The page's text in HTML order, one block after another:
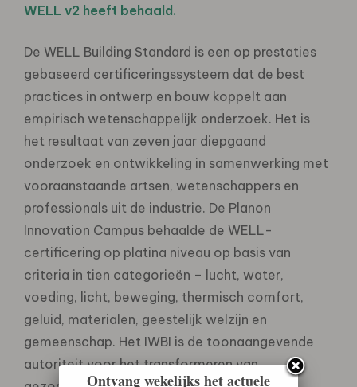
WELL v2 heeft behaald.
De WELL Building Standard is een op prestaties
gebaseerd certificeringssysteem dat de best
practices in ontwerp en bouw koppelt aan
empirisch wetenschappelijk onderzoek. Het is
het resultaat van zeven jaar diepgaand
onderzoek en ontwikkeling in samenwerking met
vooraanstaande artsen, wetenschappers en
professionals uit de industrie. De Planon
Innovation Campus behaalde de WELL-
certificering op platina niveau op basis van
criteria in tien categorieën – lucht, water,
voeding, licht, beweging, thermisch comfort,
geluid, materialen, geestelijk welzijn en
gemeenschap. Het IWBI is de toonaangevende
autoriteit voor het transformeren van
Ontvang wekelijks het actuele